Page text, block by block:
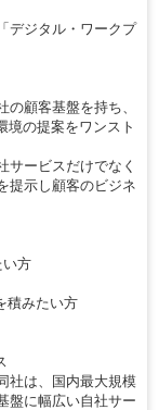
デジタル・ワークプ
顧客基盤を持ち、
境の提案をワンスト
サービスだけでなく
提示し顧客のビジネ
い方
積みたい方
社は、国内最大規模
盤に幅広い自社サー